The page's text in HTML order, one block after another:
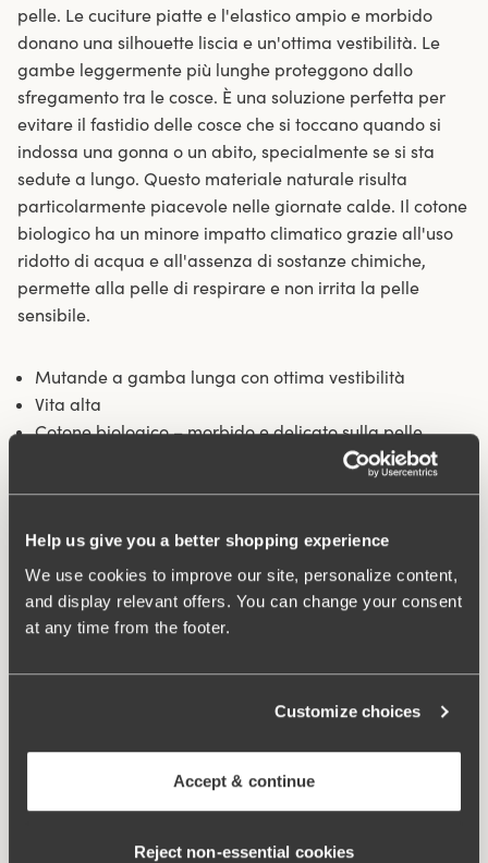
Help us give you a better shopping experience
We use cookies to improve our site, personalize content,
and display relevant offers. You can change your consent
at any time from the footer.
Customize choices
Accept & continue
Reject non‑essential cookies
pelle. Le cuciture piatte e l'elastico ampio e morbido
donano una silhouette liscia e un'ottima vestibilità. Le
gambe leggermente più lunghe proteggono dallo
sfregamento tra le cosce. È una soluzione perfetta per
evitare il fastidio delle cosce che si toccano quando si
indossa una gonna o un abito, specialmente se si sta
sedute a lungo. Questo materiale naturale risulta
particolarmente piacevole nelle giornate calde. Il cotone
biologico ha un minore impatto climatico grazie all'uso
ridotto di acqua e all'assenza di sostanze chimiche,
permette alla pelle di respirare e non irrita la pelle
sensibile.
Mutande a gamba lunga con ottima vestibilità
Vita alta
Cotone biologico – morbido e delicato sulla pelle
Le gambe più lunghe proteggono dallo sfregamento
Cavallo foderato in cotone
Materiali: 92% cotone, 8% elastan
Istruzioni di lavaggio: Lavaggio delicato 40°
Numero articolo: 842594
Cosa lo rende così confortevole?
Anti sfregamento